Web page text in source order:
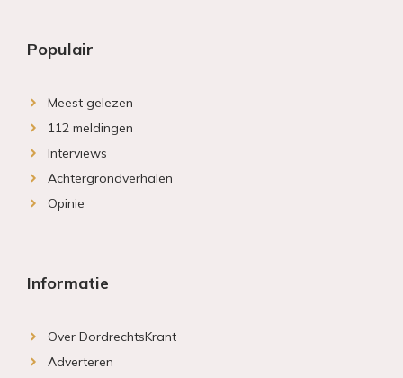
Populair
Meest gelezen
112 meldingen
Interviews
Achtergrondverhalen
Opinie
Informatie
Over DordrechtsKrant
Adverteren